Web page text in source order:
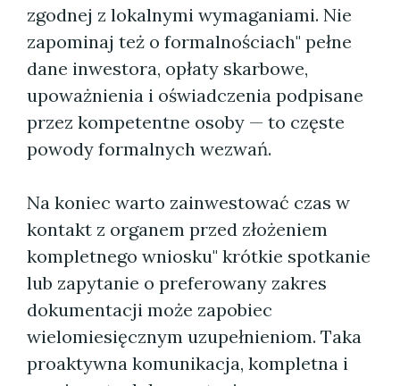
zgodnej z lokalnymi wymaganiami. Nie
zapominaj też o formalnościach" pełne
dane inwestora, opłaty skarbowe,
upoważnienia i oświadczenia podpisane
przez kompetentne osoby — to częste
powody formalnych wezwań.
Na koniec warto zainwestować czas w
kontakt z organem przed złożeniem
kompletnego wniosku" krótkie spotkanie
lub zapytanie o preferowany zakres
dokumentacji może zapobiec
wielomiesięcznym uzupełnieniom. Taka
proaktywna komunikacja, kompletna i